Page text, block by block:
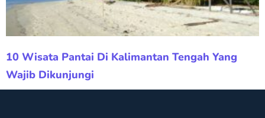
10 Wisata Pantai Di Kalimantan Tengah Yang
Wajib Dikunjungi